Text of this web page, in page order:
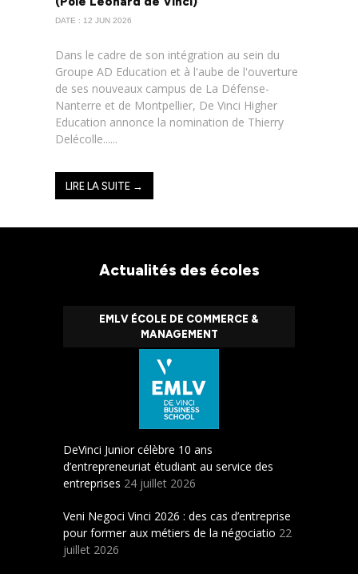
DATE : 12 JUN 2026
Dans le cadre de son intégration au sein du
Groupe AD Education et à l'aube de l'ouverture
de ses nouveaux campus de La Défense-
Nanterre et de Montpellier, De Vinci Higher
Education annonce la nomination de Thierry
Delécolle......
LIRE LA SUITE →
Actualités des écoles
EMLV ÉCOLE DE COMMERCE &
MANAGEMENT
DeVinci Junior célèbre 10 ans
d’entrepreneuriat étudiant au service des
entreprises 24 juillet 2026
Veni Negoci Vinci 2026 : des cas d’entreprise
pour former aux métiers de la négociatio 22
juillet 2026